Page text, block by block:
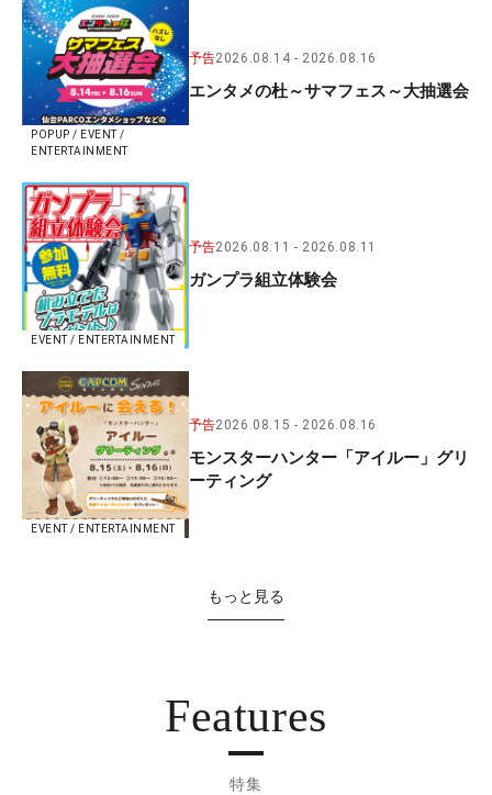
POPUP / EVENT /
ENTERTAINMENT
予告2026.08.14 2026.08.16
エンタメの杜～サマフェス～大抽選会
EVENT / ENTERTAINMENT
予告2026.08.11 2026.08.11
ガンプラ組立体験会
EVENT / ENTERTAINMENT
予告2026.08.15 2026.08.16
モンスターハンター「アイルー」グリ
ーティング
もっと見る
Features
特集